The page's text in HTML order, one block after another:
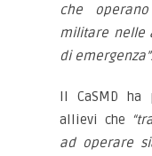
che
militare nelle
di emergenza”.
Il CaSMD ha
allievi che
ad operare